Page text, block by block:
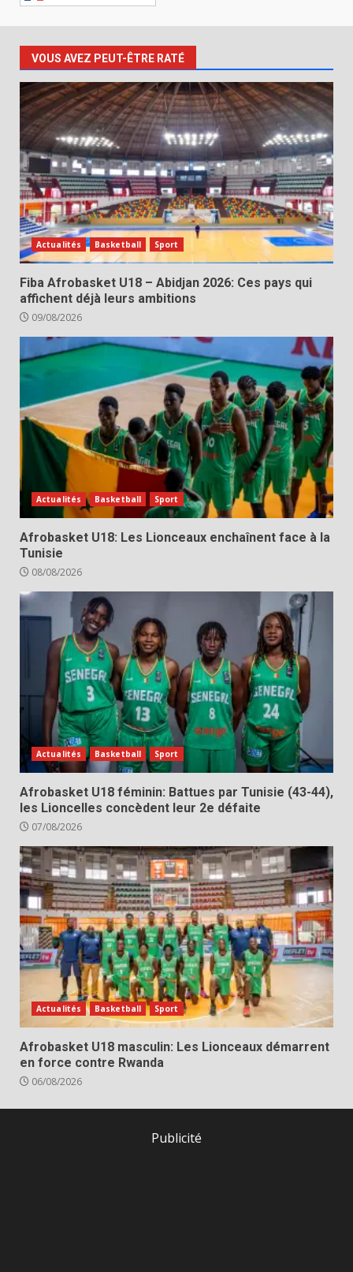
VOUS AVEZ PEUT-ÊTRE RATÉ
Actualités Basketball Sport
Fiba Afrobasket U18 – Abidjan 2026: Ces pays qui
affichent déjà leurs ambitions
09/08/2026
Actualités Basketball Sport
Afrobasket U18: Les Lionceaux enchaînent face à la
Tunisie
08/08/2026
Actualités Basketball Sport
Afrobasket U18 féminin: Battues par Tunisie (43-44),
les Lioncelles concèdent leur 2e défaite
07/08/2026
Actualités Basketball Sport
Afrobasket U18 masculin: Les Lionceaux démarrent
en force contre Rwanda
06/08/2026
Publicité